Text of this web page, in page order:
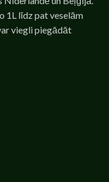
1L līdz pat veselām
viegli piegādāt